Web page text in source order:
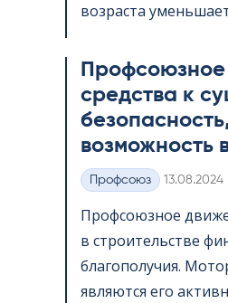
возраста
средства к
возможность
Категории
Профсоюз Kirjoitettu
13.08.2024
Профсоюзное
в строительстве
благополучия.
являются его